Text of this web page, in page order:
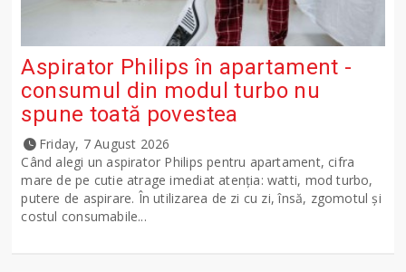
Aspirator Philips în apartament -
consumul din modul turbo nu
spune toată povestea
Friday, 7 August 2026
Când alegi un aspirator Philips pentru apartament, cifra
mare de pe cutie atrage imediat atenția: watti, mod turbo,
putere de aspirare. În utilizarea de zi cu zi, însă, zgomotul și
costul consumabile...